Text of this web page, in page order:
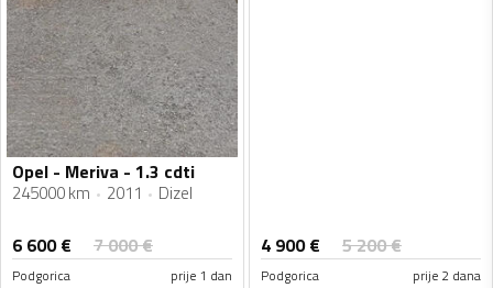
Opel - Meriva - 1.3 cdti
245000 km 2011 Dizel
6 600€ 7 000€
Podgorica prije 1 dan
4 900€ 5 200€
Podgorica prije 2 dana